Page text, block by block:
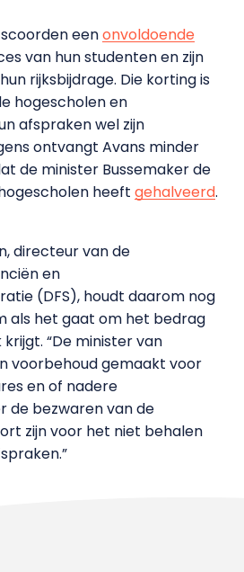
eenonvoldoende
van hun studenten en zijn
rijksbijdrage. Die korting is
hogescholen en
afspraken wel zijn
ontvangt Avans minder
de minister Bussemaker de
heeft gehalveerd.
directeur van de
en
(DFS), houdt daarom nog
als het gaat om het bedrag
“De minister van
voorbehoud gemaakt voor
en of nadere
de bezwaren van de
zijn voor het niet behalen